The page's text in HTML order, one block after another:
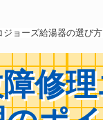
ョーズ給湯器の選び
修